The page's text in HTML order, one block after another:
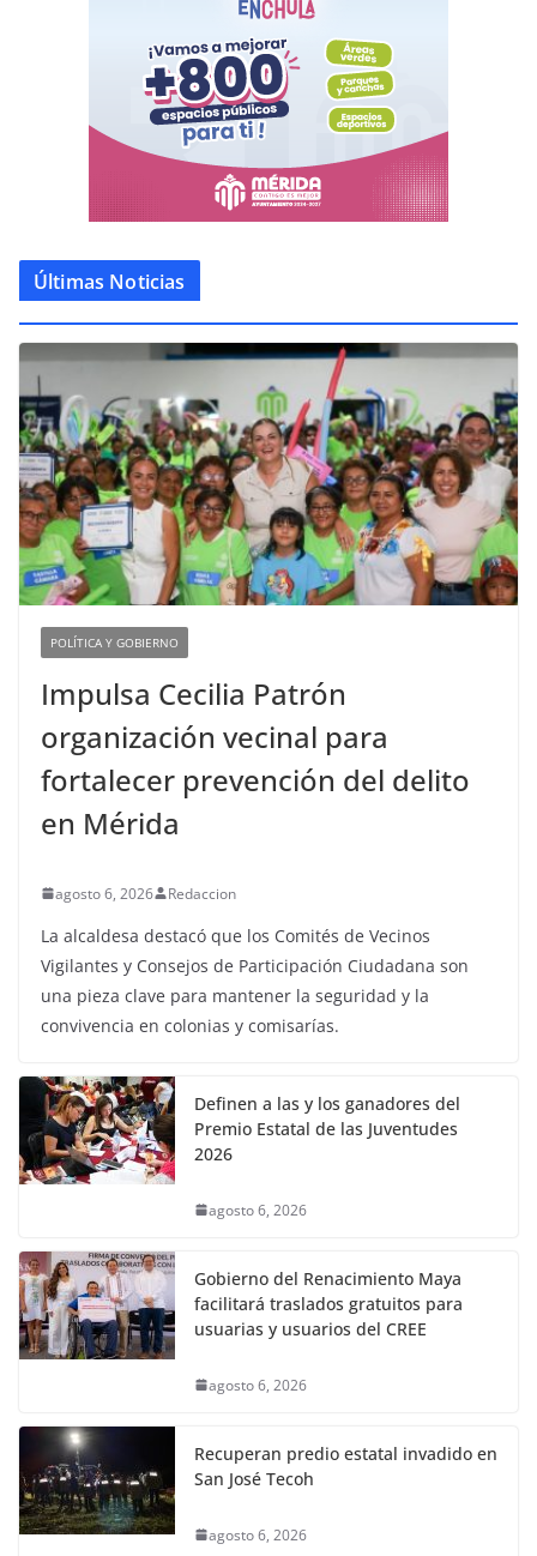
Últimas Noticias
POLÍTICA Y GOBIERNO
Impulsa Cecilia Patrón
organización vecinal para
fortalecer prevención del delito
en Mérida
agosto 6, 2026 Redaccion
La alcaldesa destacó que los Comités de Vecinos
Vigilantes y Consejos de Participación Ciudadana son
una pieza clave para mantener la seguridad y la
convivencia en colonias y comisarías.
Definen a las y los ganadores del
Premio Estatal de las Juventudes
2026
agosto 6, 2026
Gobierno del Renacimiento Maya
facilitará traslados gratuitos para
usuarias y usuarios del CREE
agosto 6, 2026
Recuperan predio estatal invadido en
San José Tecoh
agosto 6, 2026